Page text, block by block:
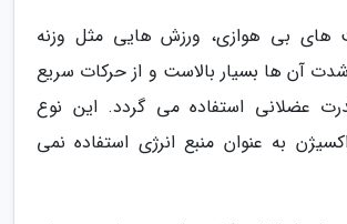
های بی هوازی، ورزش هایی مثل وزنه
آن ها بسیار بالاست و از حرکات سریع
عضلانی استفاده می گردد. این نوع
به عنوان منبع انرژی استفاده نمی